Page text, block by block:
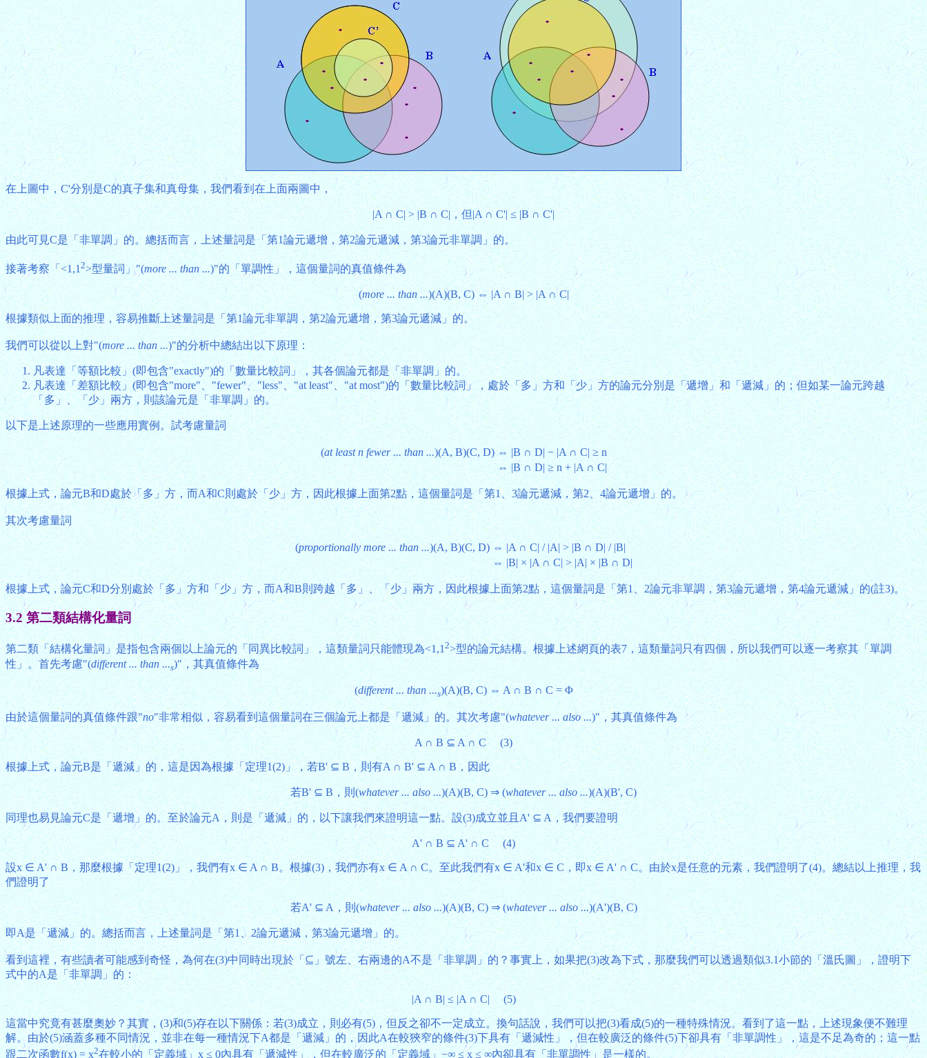
在上圖中，C'分別是C的真子集和真母集，我們看到在上面兩圖中，
|A ∩ C| > |B ∩ C|，但|A ∩ C'| ≤ |B ∩ C'|
由此可見C是「非單調」的。總括而言，上述量詞是「第1論元遞增，第2論元遞減，第3論元非單調」的。
接著考察「<1,12>型量詞」"(more ... than ...)"的「單調性」，這個量詞的真值條件為
(more ... than ...)(A)(B, C) ⇔ |A ∩ B| > |A ∩ C|
根據類似上面的推理，容易推斷上述量詞是「第1論元非單調，第2論元遞增，第3論元遞減」的。
我們可以從以上對"(more ... than ...)"的分析中總結出以下原理：
凡表達「等額比較」(即包含"exactly")的「數量比較詞」，其各個論元都是「非單調」的。
凡表達「差額比較」(即包含"more"、"fewer"、"less"、"at least"、"at most")的「數量比較詞」，處於「多」方和「少」方的論元分別是「遞增」和「遞減」的；但如某一論元跨越
「多」、「少」兩方，則該論元是「非單調」的。
以下是上述原理的一些應用實例。試考慮量詞
(at least n fewer ... than ...)(A, B)(C, D) ⇔ |B ∩ D| − |A ∩ C| ≥ n
⇔ |B ∩ D| ≥ n + |A ∩ C|
根據上式，論元B和D處於「多」方，而A和C則處於「少」方，因此根據上面第2點，這個量詞是「第1、3論元遞減，第2、4論元遞增」的。
其次考慮量詞
(proportionally more ... than ...)(A, B)(C, D) ⇔ |A ∩ C| / |A| > |B ∩ D| / |B|
⇔ |B| × |A ∩ C| > |A| × |B ∩ D|
根據上式，論元C和D分別處於「多」方和「少」方，而A和B則跨越「多」、「少」兩方，因此根據上面第2點，這個量詞是「第1、2論元非單調，第3論元遞增，第4論元遞減」的(註3)。
3.2 第二類結構化量詞
第二類「結構化量詞」是指包含兩個以上論元的「同異比較詞」，這類量詞只能體現為<1,12>型的論元結構。根據上述網頁的表7，這類量詞只有四個，所以我們可以逐一考察其「單調
性」。首先考慮"(different ... than ...s)"，其真值條件為
(different ... than ...s)(A)(B, C) ⇔ A ∩ B ∩ C = Φ
由於這個量詞的真值條件跟"no"非常相似，容易看到這個量詞在三個論元上都是「遞減」的。其次考慮"(whatever ... also ...)"，其真值條件為
A ∩ B ⊆ A ∩ C (3)
根據上式，論元B是「遞減」的，這是因為根據「定理1(2)」，若B' ⊆ B，則有A ∩ B' ⊆ A ∩ B，因此
若B' ⊆ B，則(whatever ... also ...)(A)(B, C) ⇒ (whatever ... also ...)(A)(B', C)
同理也易見論元C是「遞增」的。至於論元A，則是「遞減」的，以下讓我們來證明這一點。設(3)成立並且A' ⊆ A，我們要證明
A' ∩ B ⊆ A' ∩ C (4)
設x ∈ A' ∩ B，那麼根據「定理1(2)」，我們有x ∈ A ∩ B。根據(3)，我們亦有x ∈ A ∩ C。至此我們有x ∈ A'和x ∈ C，即x ∈ A' ∩ C。由於x是任意的元素，我們證明了(4)。總結以上推理，我
們證明了
若A' ⊆ A，則(whatever ... also ...)(A)(B, C) ⇒ (whatever ... also ...)(A')(B, C)
即A是「遞減」的。總括而言，上述量詞是「第1、2論元遞減，第3論元遞增」的。
看到這裡，有些讀者可能感到奇怪，為何在(3)中同時出現於「⊆」號左、右兩邊的A不是「非單調」的？事實上，如果把(3)改為下式，那麼我們可以透過類似3.1小節的「溫氏圖」，證明下
式中的A是「非單調」的：
|A ∩ B| ≤ |A ∩ C| (5)
這當中究竟有甚麼奧妙？其實，(3)和(5)存在以下關係：若(3)成立，則必有(5)，但反之卻不一定成立。換句話說，我們可以把(3)看成(5)的一種特殊情況。看到了這一點，上述現象便不難理
解。由於(5)涵蓋多種不同情況，並非在每一種情況下A都是「遞減」的，因此A在較狹窄的條件(3)下具有「遞減性」，但在較廣泛的條件(5)下卻具有「非單調性」，這是不足為奇的；這一點
跟二次函數f(x) = x2在較小的「定義域」x ≤ 0內具有「遞減性」，但在較廣泛的「定義域」−∞ ≤ x ≤ ∞內卻具有「非單調性」是一樣的。